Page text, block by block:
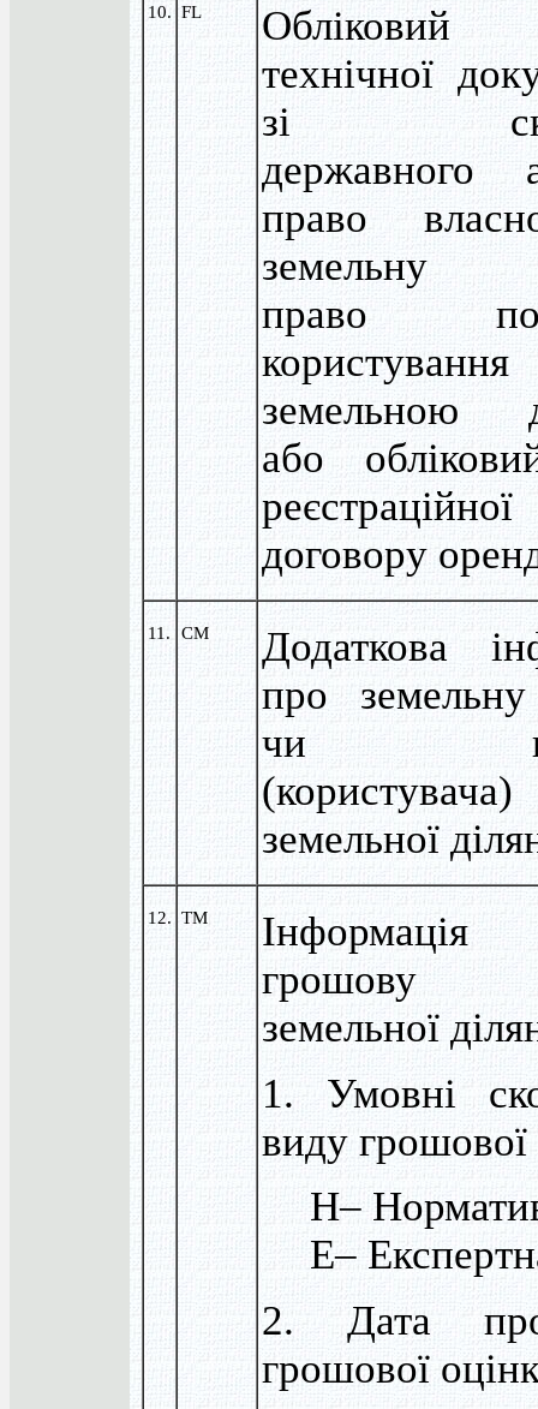
10. FL
технічної
зі
державного
право
земельну
право
користування
земельною
або
договору
11. CM
Додаткова
про земельну
чи
(користувача)
земельної
12. TM
грошову
земельної
1. Умовні
виду грошової
Н–
Е–
2. Дата
грошової